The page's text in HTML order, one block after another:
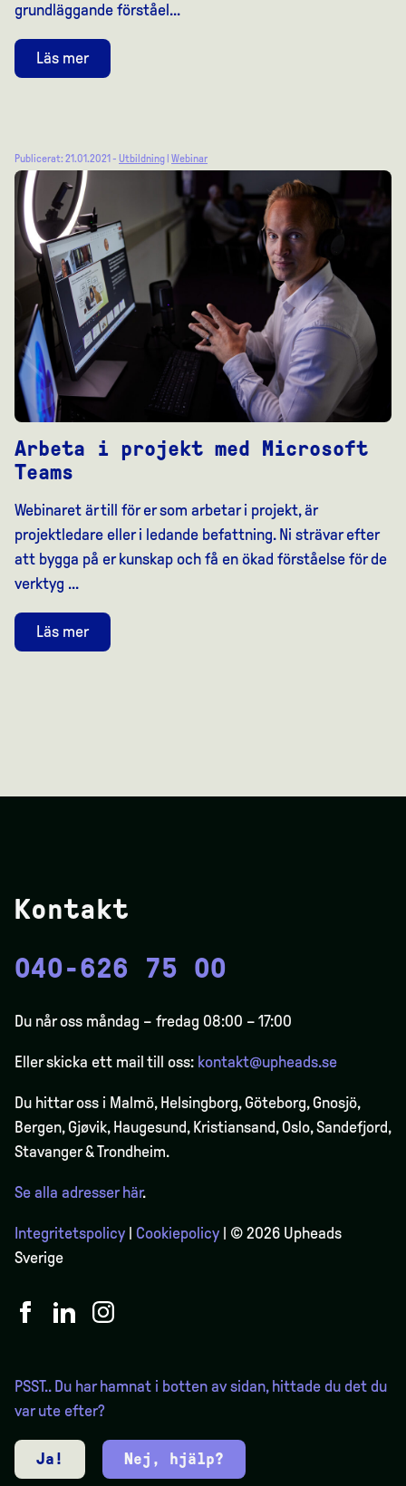
grundläggande förståel...
Läs mer
Publicerat: 21.01.2021 - Utbildning Webinar
Arbeta i projekt med Microsoft
Teams
Webinaret är till för er som arbetar i projekt, är
projektledare eller i ledande befattning. Ni strävar efter
att bygga på er kunskap och få en ökad förståelse för de
verktyg ...
Läs mer
Kontakt
040-626 75 00
Du når oss måndag – fredag 08:00 – 17:00
Eller skicka ett mail till oss: kontakt@upheads.se
Du hittar oss i Malmö, Helsingborg, Göteborg, Gnosjö,
Bergen,Gjøvik, Haugesund, Kristiansand, Oslo, Sandefjord,
Stavanger & Trondheim.
Se alla adresser här.
Integritetspolicy Cookiepolicy | © 2026 Upheads
Sverige
PSST.. Du har hamnat i botten av sidan, hittade du det du
var ute efter?
Ja! Nej, hjälp?